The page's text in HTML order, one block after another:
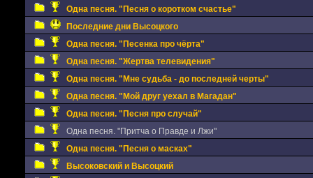
Одна песня. "Песня о коротком счастье"
Последние дни Высоцкого
Одна песня. "Песенка про чёрта"
Одна песня. "Жертва телевидения"
Одна песня. "Мне судьба - до последней черты"
Одна песня. "Мой друг уехал в Магадан"
Одна песня. "Песня про случай"
Одна песня. "Притча о Правде и Лжи"
Одна песня. "Песня о масках"
Высоковский и Высоцкий